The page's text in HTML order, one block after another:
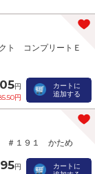
ト コンプリートＥ
円
円
カートに
追加する
＃１９１ かため
円
カートに